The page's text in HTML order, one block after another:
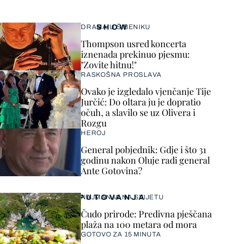
SHOW
DRAMA U ŠIBENIKU
Thompson usred koncerta
iznenada prekinuo pjesmu:
"Zovite hitnu!"
RASKOŠNA PROSLAVA
Ovako je izgledalo vjenčanje Tije
Jurčić: Do oltara ju je dopratio
očuh, a slavilo se uz Olivera i
Rozgu
HEROJ
General pobjednik: Gdje i što 31
godinu nakon Oluje radi general
Ante Gotovina?
PUTOVANJA
NAJMANJA NA SVIJETU
Čudo prirode: Predivna pješčana
plaža na 100 metara od mora
GOTOVO ZA 15 MINUTA